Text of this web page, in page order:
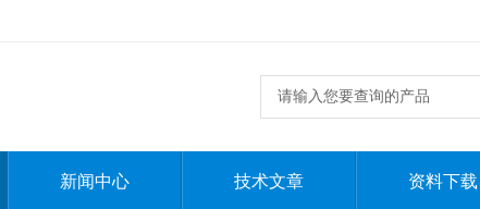
新闻中心 技术文章 资料下载